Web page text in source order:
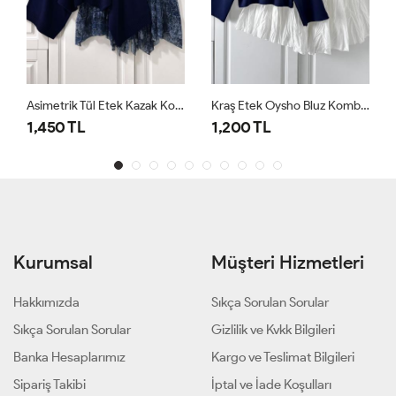
Asimetrik Tül Etek Kazak Kombin Lacivert Kraş Etek Oysho Bluz Kombin Lacivert Beyaz Ekru Lacivert
Kurumsal
Hakkımızda
Sıkça Sorulan Sorular
Banka Hesaplarımız
Sipariş Takibi
Müşteri Hizmetleri
Sıkça Sorulan Sorular
Gizlilik ve Kvkk Bilgileri
Kargo ve Teslimat Bilgileri
İptal ve İade Koşulları